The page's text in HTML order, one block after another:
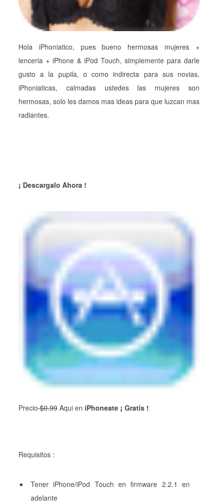
Hola iPhoniatico, pues bueno hermosas mujeres +
lenceria + iPhone & iPod Touch, simplemente para darle
gusto a la pupila, o como indirecta para sus novias,
iPhoniaticas, calmadas ustedes las mujeres son
hermosas, solo les damos mas ideas para que luzcan mas
radiantes.
¡ Descargalo Ahora !
Precio$0.99 Aqui en iPhoneate ¡ Gratis !
Requisitos :
Tener iPhone/iPod Touch en firmware 2.2.1 en
adelante